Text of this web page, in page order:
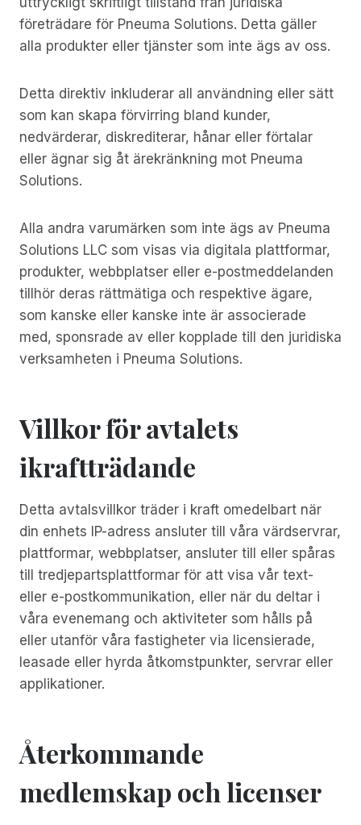
företrädare för Pneuma Solutions. Detta gäller
alla produkter eller tjänster som inte ägs av oss.
Detta direktiv inkluderar all användning eller sätt
som kan skapa förvirring bland kunder,
nedvärderar, diskrediterar, hånar eller förtalar
eller ägnar sig åt ärekränkning mot Pneuma
Solutions.
Alla andra varumärken som inte ägs av Pneuma
Solutions LLC som visas via digitala plattformar,
produkter, webbplatser eller e-postmeddelanden
tillhör deras rättmätiga och respektive ägare,
som kanske eller kanske inte är associerade
med, sponsrade av eller kopplade till den juridiska
verksamheten i Pneuma Solutions.
Villkor för avtalets
ikraftträdande
Detta avtalsvillkor träder i kraft omedelbart när
din enhets IP-adress ansluter till våra värdservrar,
plattformar, webbplatser, ansluter till eller spåras
till tredjepartsplattformar för att visa vår text-
eller e-postkommunikation, eller när du deltar i
våra evenemang och aktiviteter som hålls på
eller utanför våra fastigheter via licensierade,
leasade eller hyrda åtkomstpunkter, servrar eller
applikationer.
Återkommande
medlemskap och licenser